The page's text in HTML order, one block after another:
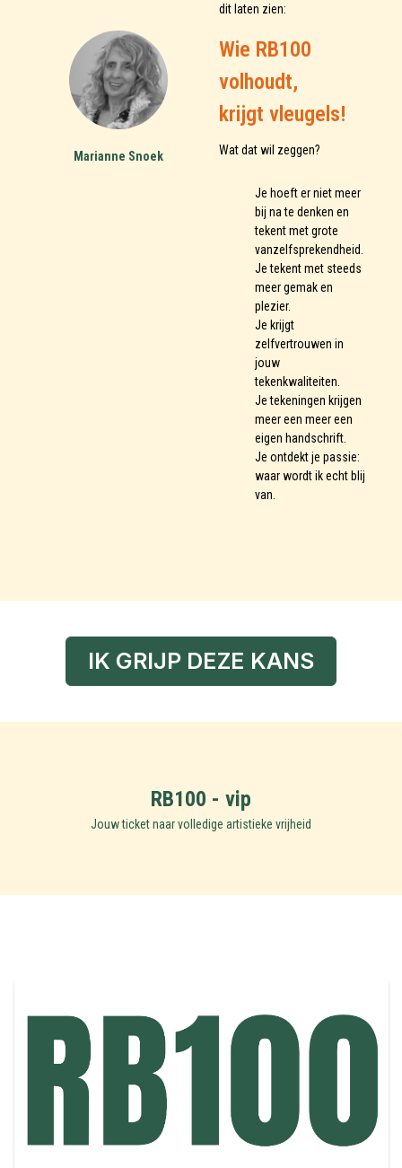
Marianne Snoek
dit laten zien:
Wie RB100
volhoudt,
krijgt vleugels!
Wat dat wil zeggen?
Je hoeft er niet meer
bij na te denken en
tekent met grote
vanzelfsprekendheid.
Je tekent met steeds
meer gemak en
plezier.
Je krijgt
zelfvertrouwen in
jouw
tekenkwaliteiten.
Je tekeningen krijgen
meer een meer een
eigen handschrift.
Je ontdekt je passie:
waar wordt ik echt blij
van.
IK GRIJP DEZE KANS
RB100 - vip
Jouw ticket naar volledige artistieke vrijheid